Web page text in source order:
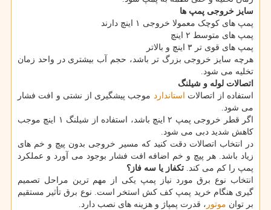
سایز خروجی پمپ ها
پمپ های کوچک معمولا خروجی ۱ اینچ دارند
پمپ های متوسط ۲ اینچ
پمپ های قوی تر ۳ اینچ و بالاتر
هرچه سایز خروجی بزرگ تر باشد، حجم آب بیشتری در واحد زمان
تخلیه می شود.
اتصالات لوله و شیلنگ
استفاده از اتصالات
استاندارد موجب پیشگیری از نشتی و افت فشار
می شود.
اگر قطر خروجی پمپ ۲ اینچ باشد، استفاده از شیلنگ ۱ اینچ موجب
کاهش شدید دبی می شود.
در انتخاب اتصالات دقت کنید که مسیر خروجی بدون پیچ و خم های
زیاد باشد. هر پیچ و خم اضافه افت فشار بوجود می آورد و عملکرد
پمپ را کم می کند. تکفاز یا سه فاز؟
انتخاب نوع برق مورد نیاز پمپ یکی از مهم ترین مراحل تصمیم
گیری هنگام خرید پمپ کف کش استخر است. نوع برق تأثیر مستقیم
بر توان موتور ، قدرت پمپاژ و هزینه های نصب دارد.